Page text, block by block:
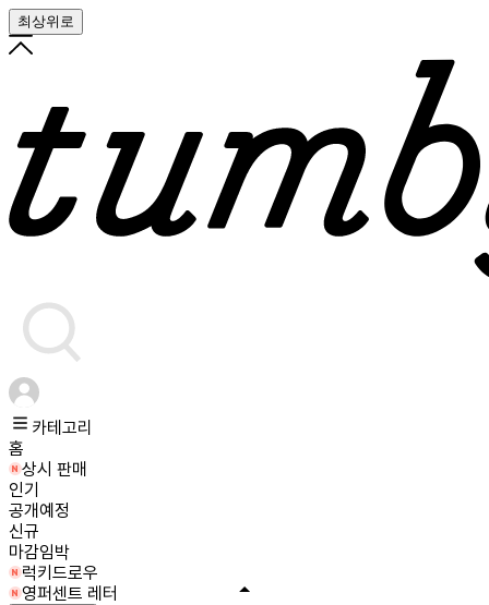
최상위로
카테고리
홈
상시 판매
인기
공개예정
신규
마감임박
럭키드로우
영퍼센트 레터